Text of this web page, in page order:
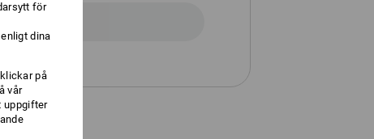
för
dina
på
vår
uppgifter